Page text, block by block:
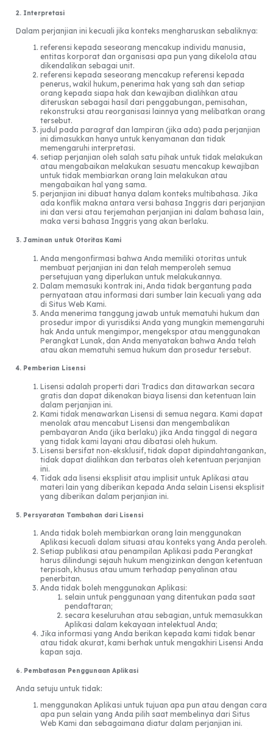
2. Interpretasi
Dalam perjanjian ini kecuali jika konteks mengharuskan sebaliknya:
referensi kepada seseorang mencakup individu manusia,
entitas korporat dan organisasi apa pun yang dikelola atau
dikendalikan sebagai unit.
referensi kepada seseorang mencakup referensi kepada
penerus, wakil hukum, penerima hak yang sah dan setiap
orang kepada siapa hak dan kewajiban dialihkan atau
diteruskan sebagai hasil dari penggabungan, pemisahan,
rekonstruksi atau reorganisasi lainnya yang melibatkan orang
tersebut.
judul pada paragraf dan lampiran (jika ada) pada perjanjian
ini dimasukkan hanya untuk kenyamanan dan tidak
memengaruhi interpretasi.
setiap perjanjian oleh salah satu pihak untuk tidak melakukan
atau mengabaikan melakukan sesuatu mencakup kewajiban
untuk tidak membiarkan orang lain melakukan atau
mengabaikan hal yang sama.
perjanjian ini dibuat hanya dalam konteks multibahasa. Jika
ada konflik makna antara versi bahasa Inggris dari perjanjian
ini dan versi atau terjemahan perjanjian ini dalam bahasa lain,
maka versi bahasa Inggris yang akan berlaku.
3. Jaminan untuk Otoritas Kami
Anda mengonfirmasi bahwa Anda memiliki otoritas untuk
membuat perjanjian ini dan telah memperoleh semua
persetujuan yang diperlukan untuk melakukannya.
Dalam memasuki kontrak ini, Anda tidak bergantung pada
pernyataan atau informasi dari sumber lain kecuali yang ada
di Situs Web Kami.
Anda menerima tanggung jawab untuk mematuhi hukum dan
prosedur impor di yurisdiksi Anda yang mungkin memengaruhi
hak Anda untuk mengimpor, mengekspor atau menggunakan
Perangkat Lunak, dan Anda menyatakan bahwa Anda telah
atau akan mematuhi semua hukum dan prosedur tersebut.
4. Pemberian Lisensi
Lisensi adalah properti dari Tradics dan ditawarkan secara
gratis dan dapat dikenakan biaya lisensi dan ketentuan lain
dalam perjanjian ini.
Kami tidak menawarkan Lisensi di semua negara. Kami dapat
menolak atau mencabut Lisensi dan mengembalikan
pembayaran Anda (jika berlaku) jika Anda tinggal di negara
yang tidak kami layani atau dibatasi oleh hukum.
Lisensi bersifat non-eksklusif, tidak dapat dipindahtangankan,
tidak dapat dialihkan dan terbatas oleh ketentuan perjanjian
ini.
Tidak ada lisensi eksplisit atau implisit untuk Aplikasi atau
materi lain yang diberikan kepada Anda selain Lisensi eksplisit
yang diberikan dalam perjanjian ini.
5. Persyaratan Tambahan dari Lisensi
Anda tidak boleh membiarkan orang lain menggunakan
Aplikasi kecuali dalam situasi atau konteks yang Anda peroleh.
Setiap publikasi atau penampilan Aplikasi pada Perangkat
harus dilindungi sejauh hukum mengizinkan dengan ketentuan
terpisah, khusus atau umum terhadap penyalinan atau
penerbitan.
Anda tidak boleh menggunakan Aplikasi:
selain untuk penggunaan yang ditentukan pada saat
pendaftaran;
secara keseluruhan atau sebagian, untuk memasukkan
Aplikasi dalam kekayaan intelektual Anda;
Jika informasi yang Anda berikan kepada kami tidak benar
atau tidak akurat, kami berhak untuk mengakhiri Lisensi Anda
kapan saja.
6. Pembatasan Penggunaan Aplikasi
Anda setuju untuk tidak:
menggunakan Aplikasi untuk tujuan apa pun atau dengan cara
apa pun selain yang Anda pilih saat membelinya dari Situs
Web Kami dan sebagaimana diatur dalam perjanjian ini.